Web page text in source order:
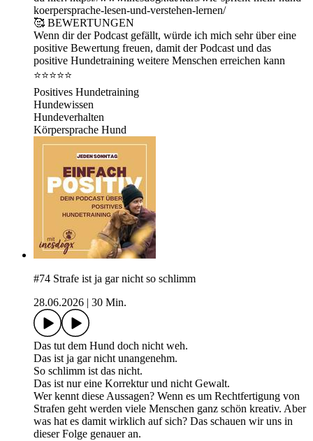
koerpersprache-lesen-und-verstehen-lernen/⁠
🥰 BEWERTUNGEN
Wenn dir der Podcast gefällt, würde ich mich sehr über eine
positive Bewertung freuen, damit der Podcast und das
positive Hundetraining weitere Menschen erreichen kann
⭐⭐⭐⭐⭐
Positives Hundetraining
Hundewissen
Hundeverhalten
Körpersprache Hund
#74 Strafe ist ja gar nicht so schlimm
28.06.2026
30 Min.
Das tut dem Hund doch nicht weh.
Das ist ja gar nicht unangenehm.
So schlimm ist das nicht.
Das ist nur eine Korrektur und nicht Gewalt.
Wer kennt diese Aussagen? Wenn es um Rechtfertigung von
Strafen geht werden viele Menschen ganz schön kreativ. Aber
was hat es damit wirklich auf sich? Das schauen wir uns in
dieser Folge genauer an.